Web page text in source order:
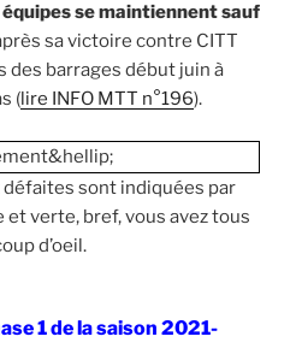
se maintiennent sauf
sa victoire contre CITT
des barrages début juin à
(lire INFO MTT n°196).
sont indiquées par
et verte, bref, vous avez tous
d’oeil.
1 de la saison 2021-